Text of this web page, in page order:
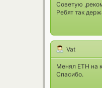
Советую
Ребят так
Vat
Менял ETH на
Спасибо.